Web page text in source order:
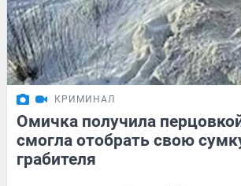
КРИМИНАЛ
Омичка получила
смогла отобрать свою
грабителя